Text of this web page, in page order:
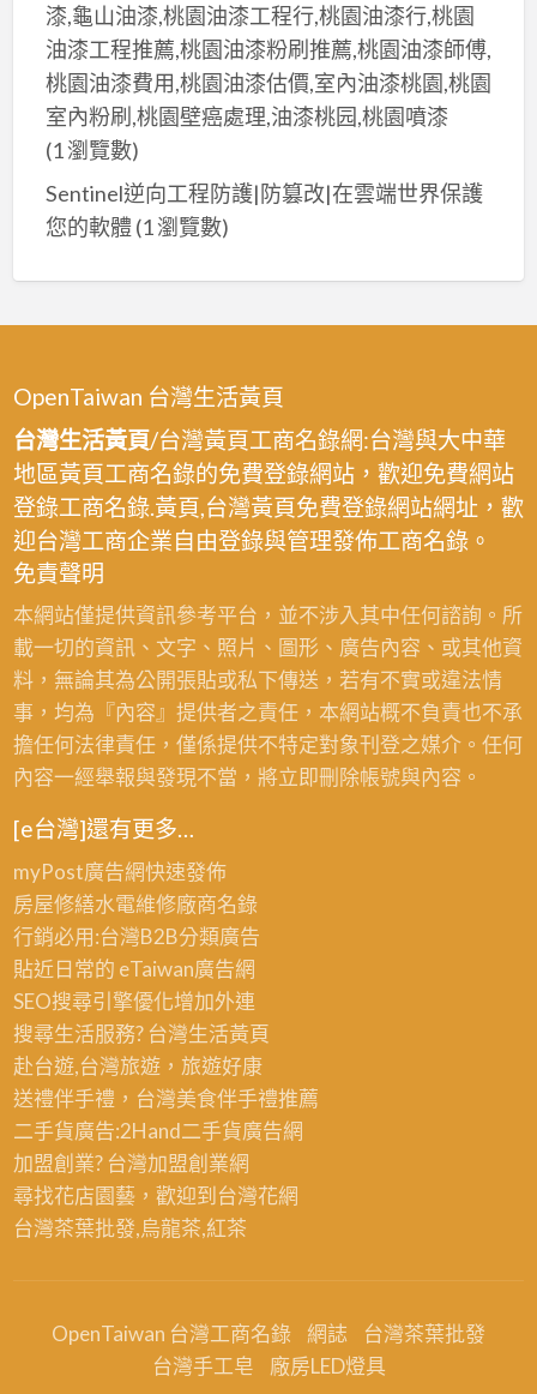
漆,龜山油漆,桃園油漆工程行,桃園油漆行,桃園
油漆工程推薦,桃園油漆粉刷推薦,桃園油漆師傅,
桃園油漆費用,桃園油漆估價,室內油漆桃園,桃園
室內粉刷,桃園壁癌處理,油漆桃园,桃園噴漆
(1 瀏覽數)
Sentinel逆向工程防護|防篡改|在雲端世界保護
您的軟體(1 瀏覽數)
OpenTaiwan 台灣生活黃頁
台灣生活黃頁/台灣黃頁工商名錄網:台灣與大中華
地區黃頁工商名錄的免費登錄網站，歡迎免費網站
登錄工商名錄.黃頁,台灣黃頁免費登錄網站網址，歡
迎台灣工商企業自由登錄與管理發佈工商名錄。
免責聲明
本網站僅提供資訊參考平台，並不涉入其中任何諮詢。所
載一切的資訊、文字、照片、圖形、廣告內容、或其他資
料，無論其為公開張貼或私下傳送，若有不實或違法情
事，均為『內容』提供者之責任，本網站概不負責也不承
擔任何法律責任，僅係提供不特定對象刊登之媒介。任何
內容一經舉報與發現不當，將立即刪除帳號與內容。
[e台灣]還有更多…
myPost廣告網快速發佈
房屋修繕水電維修廠商名錄
行銷必用:台灣B2B分類廣告
貼近日常的 eTaiwan廣告網
SEO搜尋引擎優化增加外連
搜尋生活服務? 台灣生活黃頁
赴台遊,台灣旅遊，旅遊好康
送禮伴手禮，台灣美食伴手禮推薦
二手貨廣告:2Hand二手貨廣告網
加盟創業? 台灣加盟創業網
尋找花店園藝，歡迎到 台灣花網
台灣茶葉批發,烏龍茶,紅茶
OpenTaiwan 台灣工商名錄 網誌
台灣茶葉批發
台灣手工皂
廠房LED燈具